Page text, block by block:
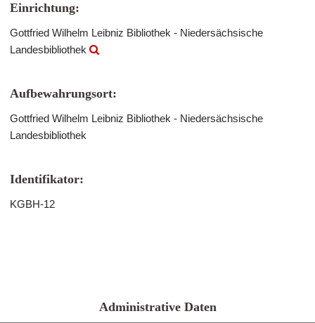
Einrichtung:
Gottfried Wilhelm Leibniz Bibliothek - Niedersächsische
Landesbibliothek
Aufbewahrungsort:
Gottfried Wilhelm Leibniz Bibliothek - Niedersächsische
Landesbibliothek
Identifikator:
KGBH-12
Administrative Daten